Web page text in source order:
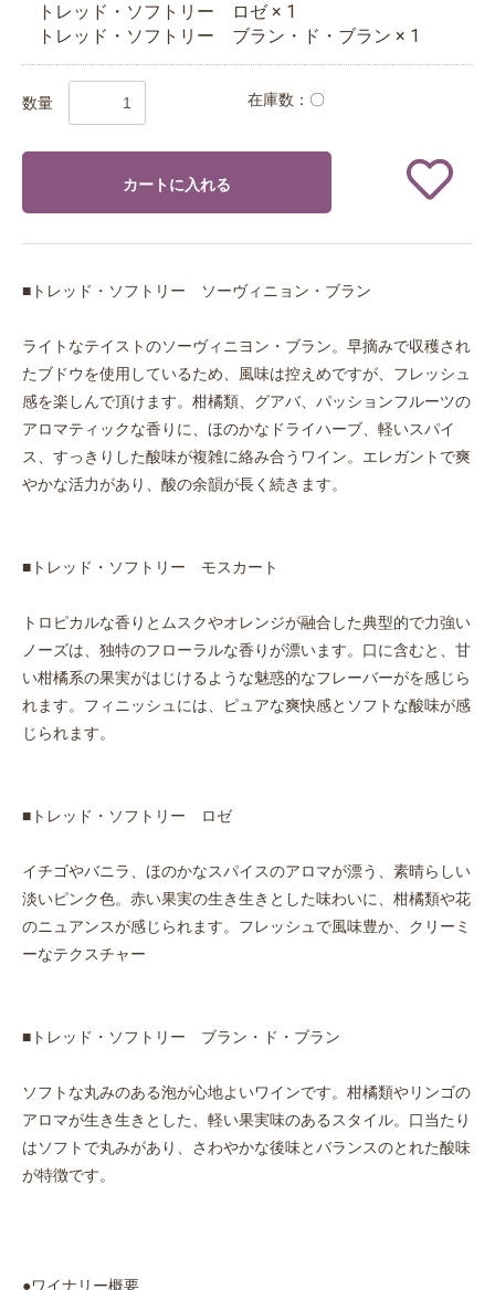
トレッド・ソフトリー ロゼ × 1
トレッド・ソフトリー ブラン・ド・ブラン × 1
数量 在庫数：〇
カートに入れる
■トレッド・ソフトリー ソーヴィニョン・ブラン
ライトなテイストのソーヴィニヨン・ブラン。早摘みで収穫され
たブドウを使用しているため、風味は控えめですが、フレッシュ
感を楽しんで頂けます。柑橘類、グアバ、パッションフルーツの
アロマティックな香りに、ほのかなドライハーブ、軽いスパイ
ス、すっきりした酸味が複雑に絡み合うワイン。エレガントで爽
やかな活力があり、酸の余韻が長く続きます。
■トレッド・ソフトリー モスカート
トロピカルな香りとムスクやオレンジが融合した典型的で力強い
ノーズは、独特のフローラルな香りが漂います。口に含むと、甘
い柑橘系の果実がはじけるような魅惑的なフレーバーがを感じら
れます。フィニッシュには、ピュアな爽快感とソフトな酸味が感
じられます。
■トレッド・ソフトリー ロゼ
イチゴやバニラ、ほのかなスパイスのアロマが漂う、素晴らしい
淡いピンク色。赤い果実の生き生きとした味わいに、柑橘類や花
のニュアンスが感じられます。フレッシュで風味豊か、クリーミ
ーなテクスチャー
■トレッド・ソフトリー ブラン・ド・ブラン
ソフトな丸みのある泡が心地よいワインです。柑橘類やリンゴの
アロマが生き生きとした、軽い果実味のあるスタイル。口当たり
はソフトで丸みがあり、さわやかな後味とバランスのとれた酸味
が特徴です。
●ワイナリー概要